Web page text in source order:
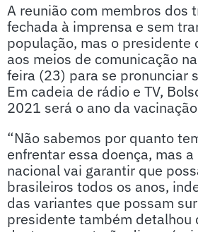
A reunião com membros dos
fechada à imprensa e sem
população, mas o presidente
aos meios de comunicação
feira (23) para se pronunciar
Em cadeia de rádio e TV,
2021 será o ano da
“Não sabemos por quanto
enfrentar essa doença, mas
nacional vai garantir que
brasileiros todos os anos,
das variantes que possam
presidente também detalhou